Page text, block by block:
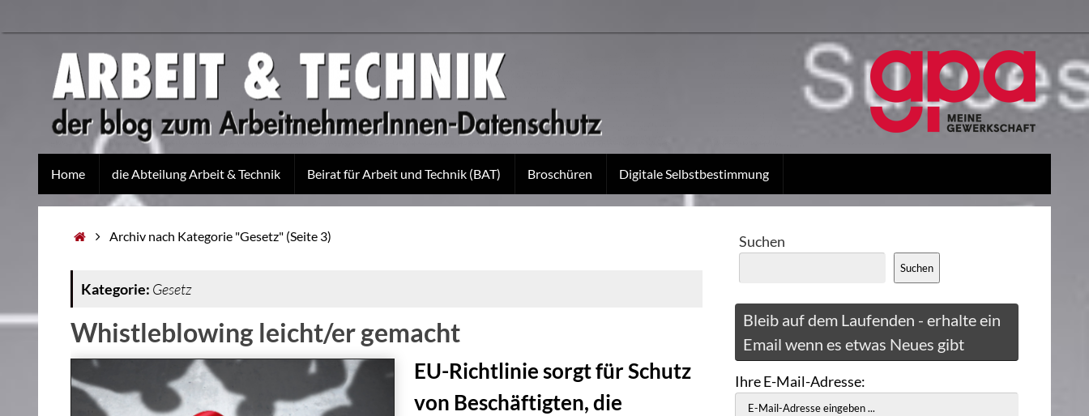
Home die Abteilung Arbeit & Technik Beirat für Arbeit und Technik (BAT) Broschüren Digitale Selbstbestimmung
Archiv nach Kategorie "Gesetz" (Seite 3)
Kategorie: Gesetz
Whistleblowing leicht/er gemacht
EU-Richtlinie sorgt für Schutz
von Beschäftigten, die
Suchen
Suchen
Bleib auf dem Laufenden - erhalte ein
Email wenn es etwas Neues gibt
Ihre E-Mail-Adresse: